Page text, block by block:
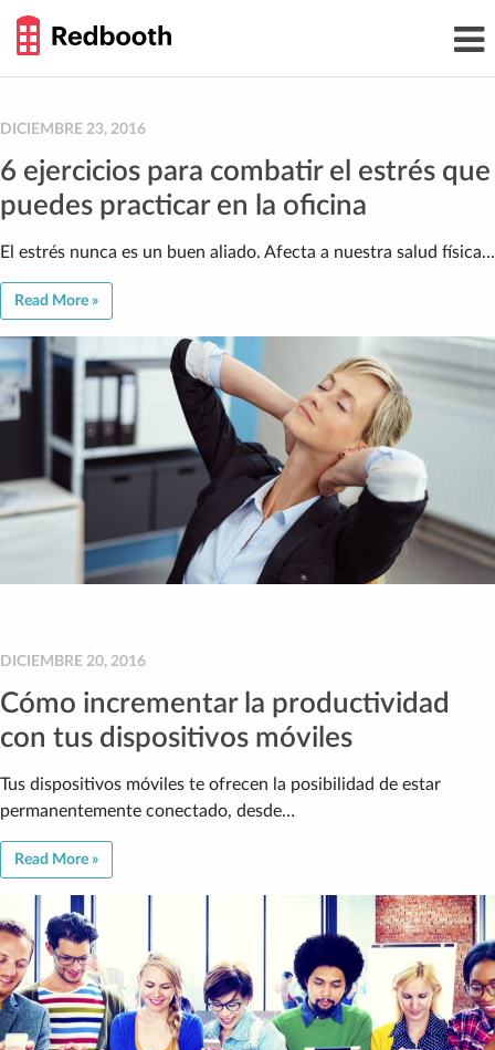
content
GUIDE
DICIEMBRE 23, 2016
6 ejercicios para combatir el estrés que
puedes practicar en la oficina
El estrés nunca es un buen aliado. Afecta a nuestra salud física…
Read More »
DICIEMBRE 20, 2016
Cómo incrementar la productividad
con tus dispositivos móviles
Tus dispositivos móviles te ofrecen la posibilidad de estar
permanentemente conectado, desde…
Read More »